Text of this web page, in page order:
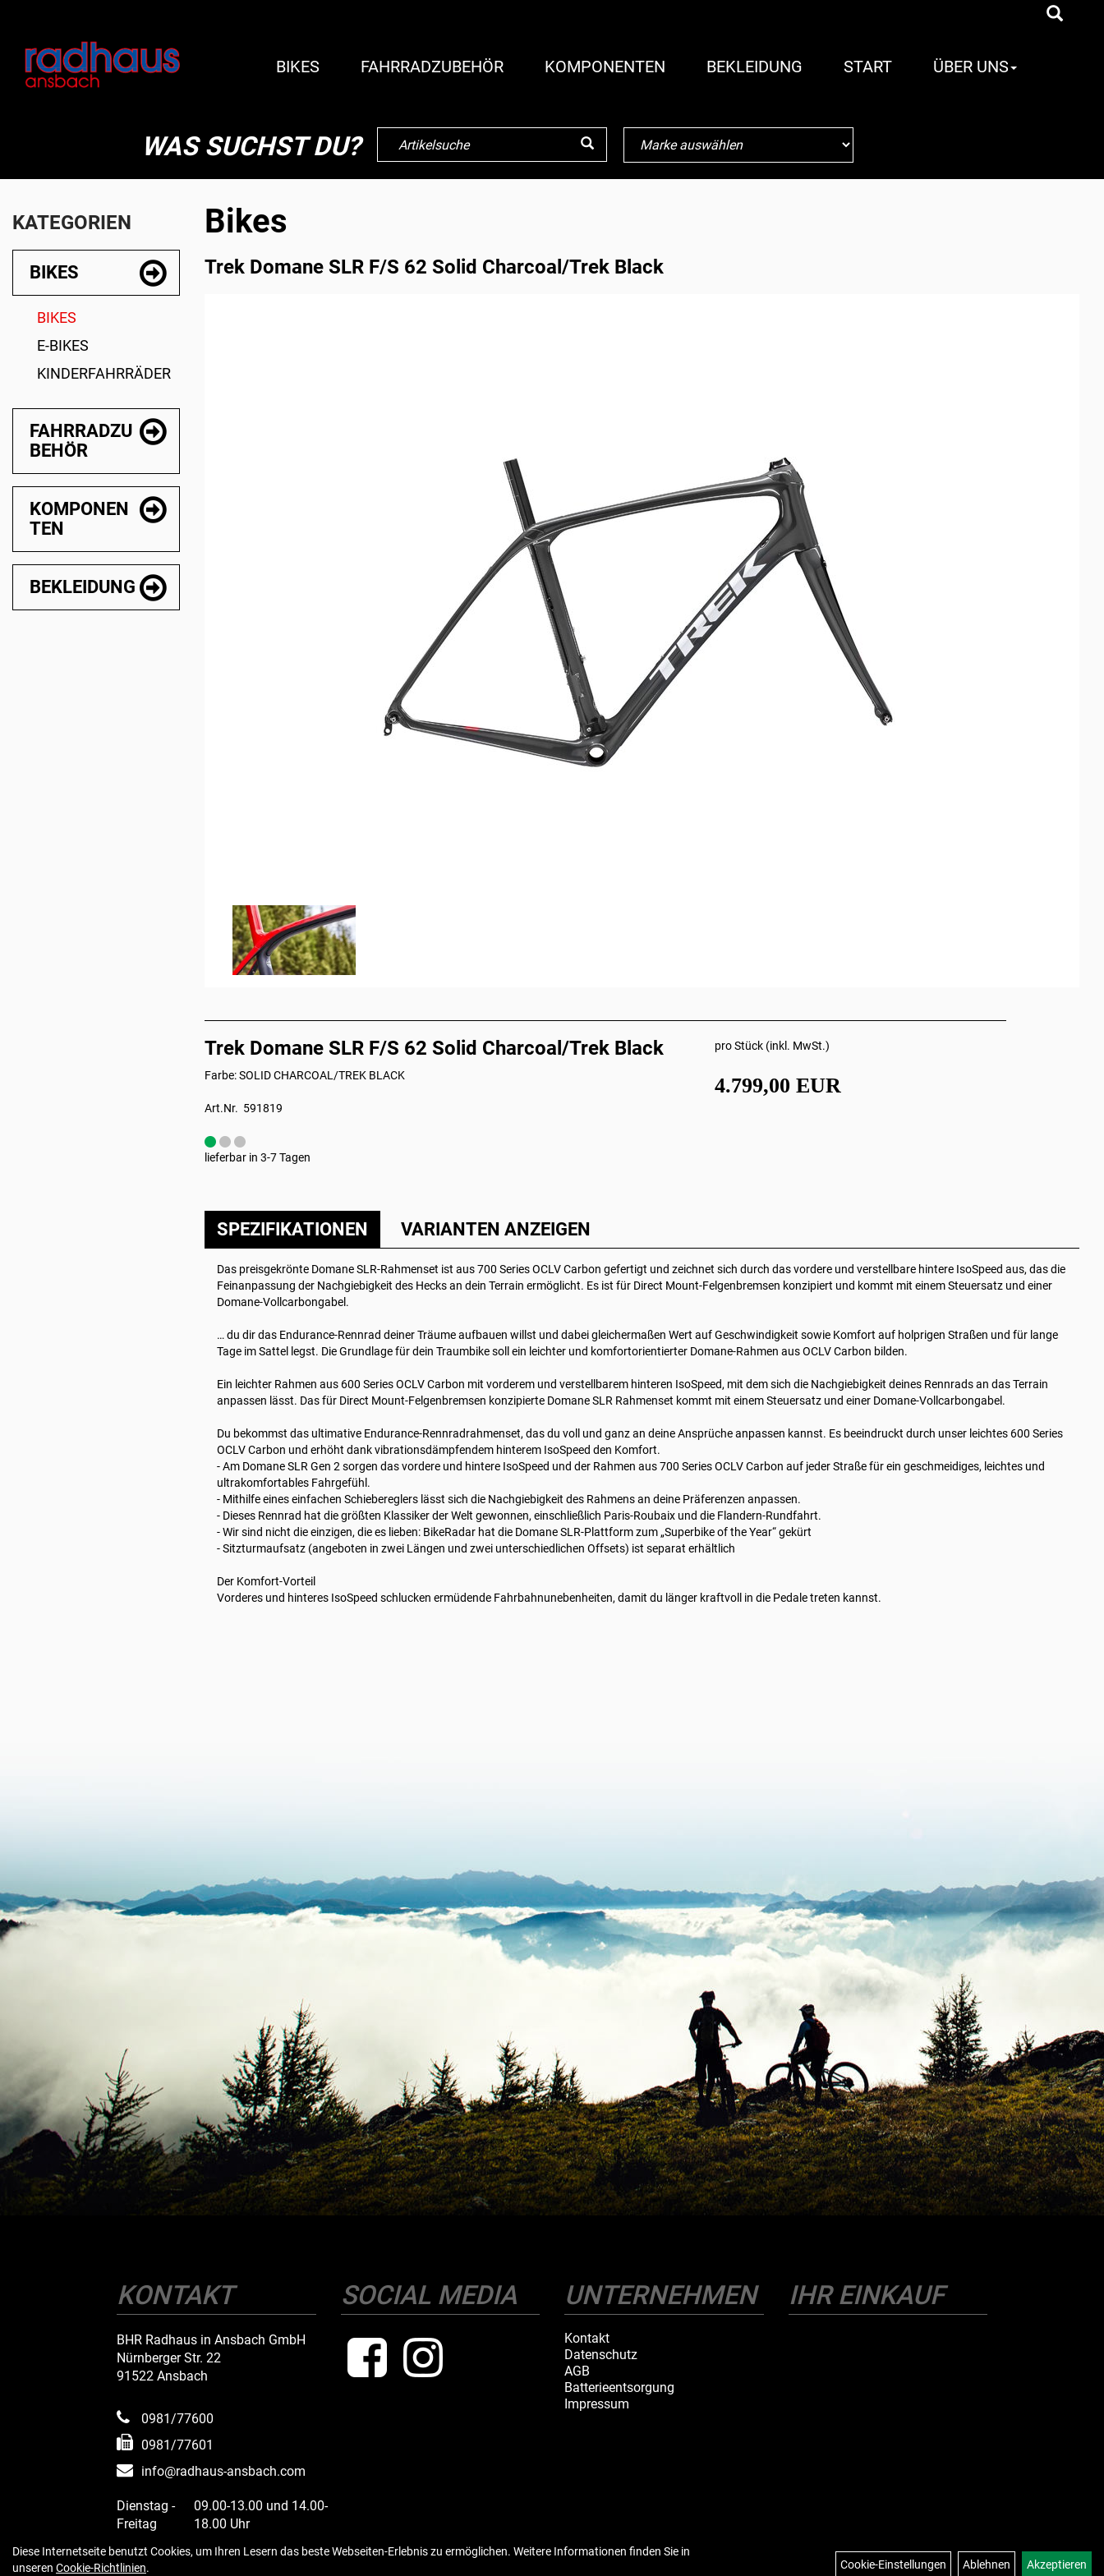
BIKES FAHRRADZUBEHÖR KOMPONENTEN BEKLEIDUNG START ÜBER UNS
WAS SUCHST DU?
KATEGORIEN
BIKES
BIKES
E-BIKES
KINDERFAHRRÄDER
FAHRRADZU
BEHÖR
KOMPONEN
TEN
BEKLEIDUNG
Bikes
Trek Domane SLR F/S 62 Solid Charcoal/Trek Black
Trek Domane SLR F/S 62 Solid Charcoal/Trek Black
Farbe: SOLID CHARCOAL/TREK BLACK
Art.Nr. 591819
lieferbar in 3-7 Tagen
pro Stück (inkl. MwSt.)
4.799,00 EUR
SPEZIFIKATIONEN VARIANTEN ANZEIGEN
Das preisgekrönte Domane SLR-Rahmenset ist aus 700 Series OCLV Carbon gefertigt und zeichnet sich durch das vordere und verstellbare hintere IsoSpeed aus, das die
Feinanpassung der Nachgiebigkeit des Hecks an dein Terrain ermöglicht. Es ist für Direct Mount-Felgenbremsen konzipiert und kommt mit einem Steuersatz und einer
Domane-Vollcarbongabel.
… du dir das Endurance-Rennrad deiner Träume aufbauen willst und dabei gleichermaßen Wert auf Geschwindigkeit sowie Komfort auf holprigen Straßen und für lange
Tage im Sattel legst. Die Grundlage für dein Traumbike soll ein leichter und komfortorientierter Domane-Rahmen aus OCLV Carbon bilden.
Ein leichter Rahmen aus 600 Series OCLV Carbon mit vorderem und verstellbarem hinteren IsoSpeed, mit dem sich die Nachgiebigkeit deines Rennrads an das Terrain
anpassen lässt. Das für Direct Mount-Felgenbremsen konzipierte Domane SLR Rahmenset kommt mit einem Steuersatz und einer Domane-Vollcarbongabel.
Du bekommst das ultimative Endurance-Rennradrahmenset, das du voll und ganz an deine Ansprüche anpassen kannst. Es beeindruckt durch unser leichtes 600 Series
OCLV Carbon und erhöht dank vibrationsdämpfendem hinterem IsoSpeed den Komfort.
- Am Domane SLR Gen 2 sorgen das vordere und hintere IsoSpeed und der Rahmen aus 700 Series OCLV Carbon auf jeder Straße für ein geschmeidiges, leichtes und
ultrakomfortables Fahrgefühl.
- Mithilfe eines einfachen Schiebereglers lässt sich die Nachgiebigkeit des Rahmens an deine Präferenzen anpassen.
- Dieses Rennrad hat die größten Klassiker der Welt gewonnen, einschließlich Paris-Roubaix und die Flandern-Rundfahrt.
- Wir sind nicht die einzigen, die es lieben: BikeRadar hat die Domane SLR-Plattform zum „Superbike of the Year“ gekürt
- Sitzturmaufsatz (angeboten in zwei Längen und zwei unterschiedlichen Offsets) ist separat erhältlich
Der Komfort-Vorteil
Vorderes und hinteres IsoSpeed schlucken ermüdende Fahrbahnunebenheiten, damit du länger kraftvoll in die Pedale treten kannst.
KONTAKT
BHR Radhaus in Ansbach GmbH
Nürnberger Str. 22
91522 Ansbach
0981/77600
0981/77601
info@radhaus-ansbach.com
Dienstag -
Freitag
09.00-13.00 und 14.00-
18.00 Uhr
Montags geschlossen
SOCIAL MEDIA UNTERNEHMEN
Kontakt
Datenschutz
AGB
Batterieentsorgung
Impressum
IHR EINKAUF
Diese Internetseite benutzt Cookies, um Ihren Lesern das beste Webseiten-Erlebnis zu ermöglichen. Weitere Informationen finden Sie in
unseren Cookie-Richtlinien. Cookie-Einstellungen Ablehnen Akzeptieren